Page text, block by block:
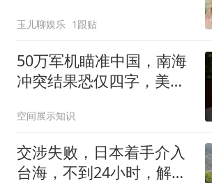
玉儿聊娱乐 1跟贴
50万军机瞄准中国，南海
冲突结果恐仅四字，美防
空间展示知识
交涉失败，日本着手介入
台海，不到24小时，解放